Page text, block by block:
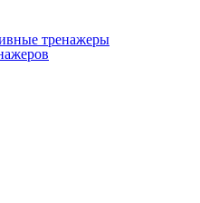
тренажеры